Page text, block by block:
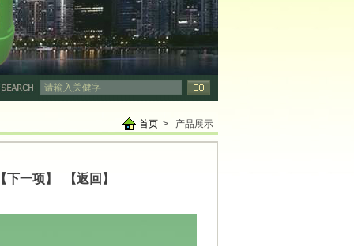
首页 > 产品展示
【下一项】 【返回】